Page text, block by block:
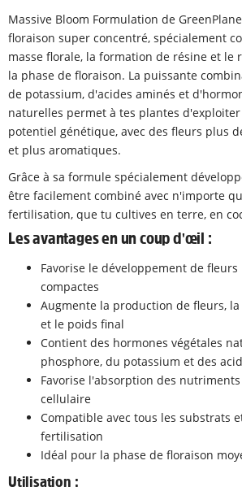
Massive Bloom Formulation de
floraison super concentré, spécialement
masse florale, la formation de résine et le
la phase de floraison. La puissante
de potassium, d'acides aminés et
naturelles permet à tes plantes
potentiel génétique, avec des fleurs plus
et plus aromatiques.
Grâce à sa formule spécialement
être facilement combiné avec n'importe
fertilisation, que tu cultives en terre, en
Les avantages en un coup d'œil :
Favorise le développement de fleurs
compactes
Augmente la production de fleurs,
et le poids final
Contient des hormones végétales
phosphore, du potassium et des
Favorise l'absorption des
cellulaire
Compatible avec tous les substrats
fertilisation
Idéal pour la phase de floraison
Utilisation :